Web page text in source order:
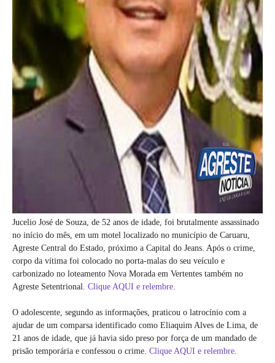
Jucelio José de Souza, de 52 anos de idade, foi brutalmente assassinado
no início do mês, em um motel localizado no município de Caruaru,
Agreste Central do Estado, próximo a Capital do Jeans. Após o crime,
corpo da vítima foi colocado no porta-malas do seu veículo e
carbonizado no loteamento Nova Morada em Vertentes também no
Agreste Setentrional. Clique AQUI e relembre.
O adolescente, segundo as informações, praticou o latrocínio com a
ajudar de um comparsa identificado como Eliaquim Alves de Lima, de
21 anos de idade, que já havia sido preso por força de um mandado de
prisão temporária e confessou o crime. Clique AQUI e relembre.